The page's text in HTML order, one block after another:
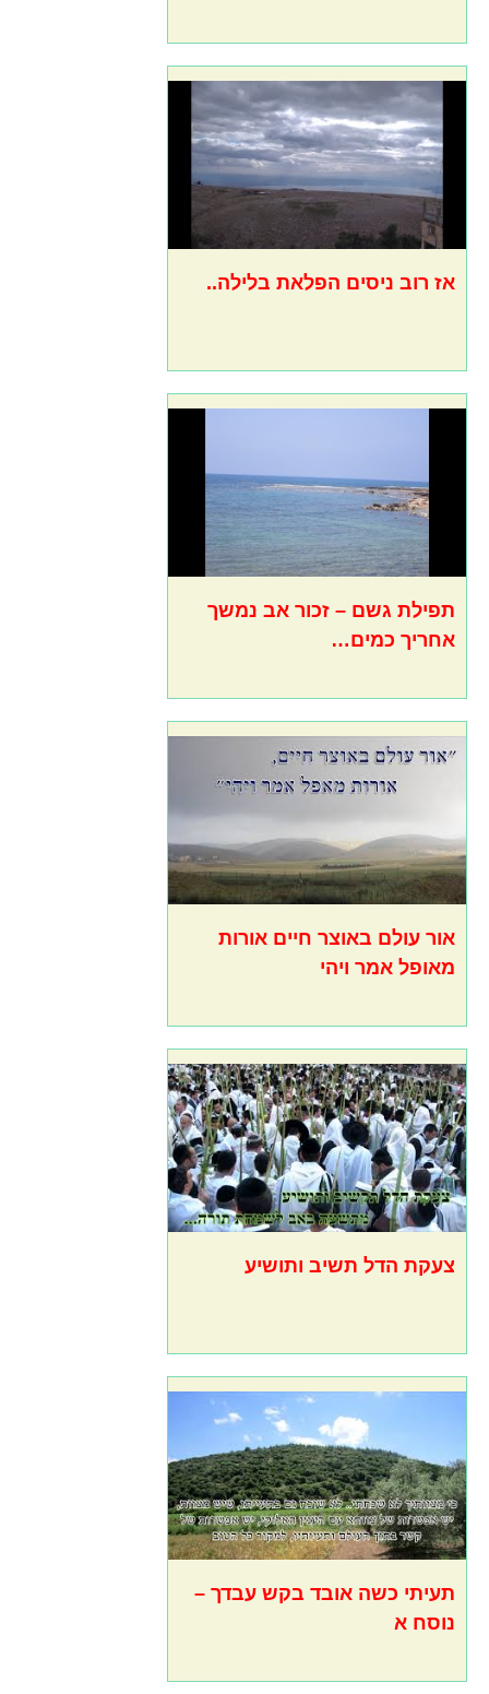
אז רוב ניסים הפלאת בלילה..
תפילת גשם – זכור אב נמשך
אחריך כמים…
אור עולם באוצר חיים אורות
מאופל אמר ויהי
צעקת הדל תשיב ותושיע
תעיתי כשה אובד בקש עבדך –
נוסח א